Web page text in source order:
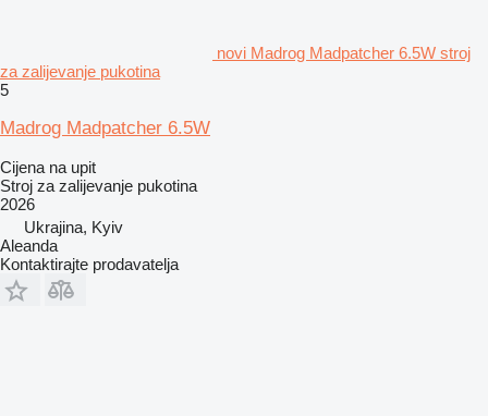
novi Madrog Madpatcher 6.5W stroj
za zalijevanje pukotina
5
Madrog Madpatcher 6.5W
Cijena na upit
Stroj za zalijevanje pukotina
2026
Ukrajina, Kyiv
Aleanda
Kontaktirajte prodavatelja